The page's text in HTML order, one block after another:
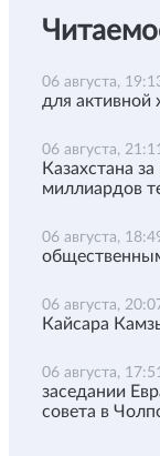
06 августа,
для активной
06 августа,
Казахстана
миллиардов
06 августа,
06 августа,
Кайсара
06 августа,
заседании
совета в